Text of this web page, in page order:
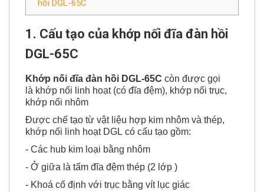
6. Đại Kinh Bắc nơi cung cấp khớp nối đĩa đàn
hồi DGL-65C
1. Cấu tạo của khớp nối
Khớp nối đĩa đàn hồiDGL-65Ccòn được gọi
là khớp nối linh hoạt (có đĩa đệm), khớp nối trục,
khớp nối nhôm
Được chế tạo từ vật liệu hợp kim nhôm và thép,
khớp nối linh hoạt DGL có cấu tạo gồm:
- Các hub kim loại bằng nhôm
- Ở giữa là tấm đĩa đệm thép (2 lớp )